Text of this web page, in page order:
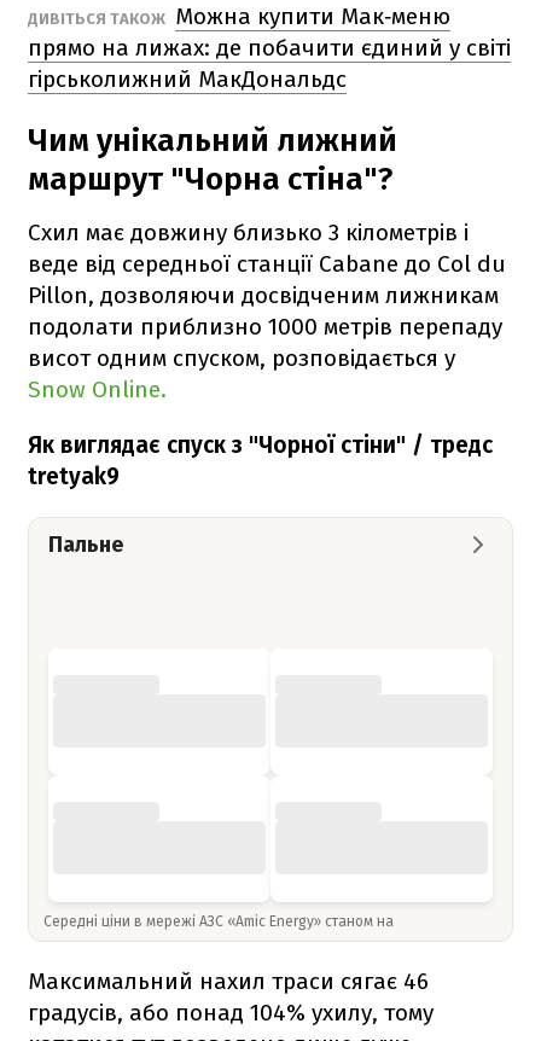
ДИВІТЬСЯ ТАКОЖ Можна купити Мак‑меню
прямо на лижах: де побачити єдиний у світі
гірськолижний МакДональдс
Чим унікальний лижний
маршрут "Чорна стіна"?
Схил має довжину близько 3 кілометрів і
веде від середньої станції Cabane до Col du
Pillon, дозволяючи досвідченим лижникам
подолати приблизно 1000 метрів перепаду
висот одним спуском, розповідається у
Snow Online.
Як виглядає спуcк з "Чорної стіни" / тредс
tretyak9
Пальне
Середні ціни в мережі АЗС «Amic Energy» станом на
Максимальний нахил траси сягає 46
градусів, або понад 104% ухилу, тому